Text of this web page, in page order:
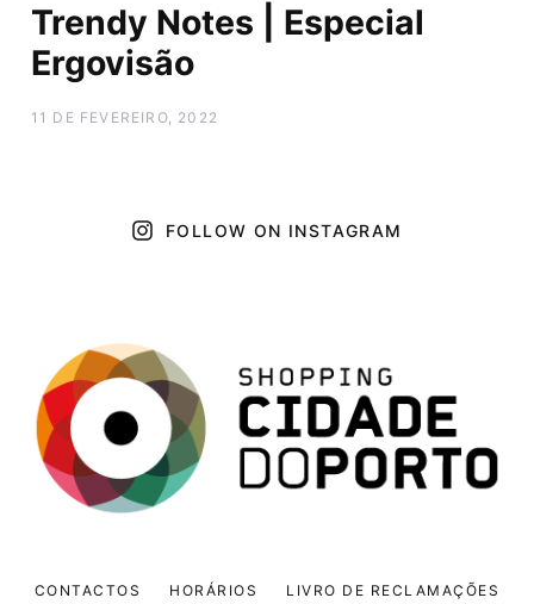
Trendy Notes | Especial
Ergovisão
11 DE FEVEREIRO, 2022
FOLLOW ON INSTAGRAM
CONTACTOS HORÁRIOS LIVRO DE RECLAMAÇÕES